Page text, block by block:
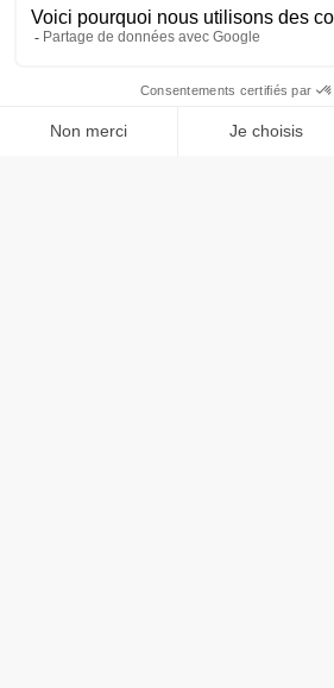
Ensemble,
Contactez-nous